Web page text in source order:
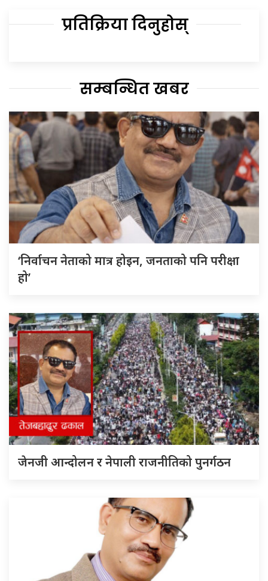
प्रतिक्रिया दिनुहोस्
सम्बन्धित खबर
‘निर्वाचन नेताको मात्र होइन, जनताको पनि परीक्षा
हो’
जेनजी आन्दोलन र नेपाली राजनीतिको पुनर्गठन